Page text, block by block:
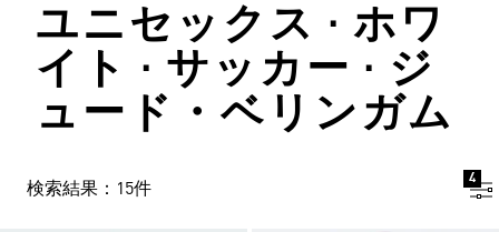
ユニセックス · ホワ
イト · サッカー · ジ
ュード・ベリンガム
検索結果：15件
4